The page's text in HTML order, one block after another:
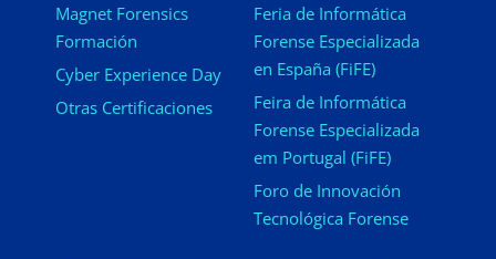
Magnet Forensics
Formación
Cyber Experience Day
Otras Certificaciones
Feria de Informática
Forense Especializada
en España (FiFE)
Feira de Informática
Forense Especializada
em Portugal (FiFE)
Foro de Innovación
Tecnológica Forense